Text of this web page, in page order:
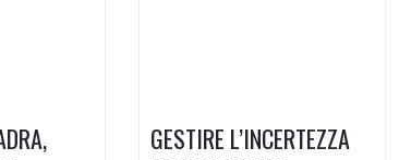
GESTIRE L’INCERTEZZA